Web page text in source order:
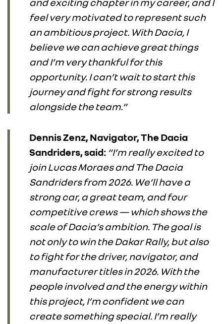
DACIA
ALPINE
ALLIANCE
FOTO’S & VIDEO’S
IN DE MEDIA
CONTACT
feel very motivated to represent such
an ambitious project. With Dacia, I
believe we can achieve great things
and I’m very thankful for this
opportunity. I can’t wait to start this
journey and fight for strong results
alongside the team.”
Dennis Zenz, Navigator, The Dacia
Sandriders, said: “I’m really excited to
join Lucas Moraes and The Dacia
Sandriders from 2026. We’ll have a
strong car, a great team, and four
competitive crews — which shows the
scale of Dacia’s ambition. The goal is
not only to win the Dakar Rally, but also
to fight for the driver, navigator, and
manufacturer titles in 2026. With the
people involved and the energy within
this project, I’m confident we can
create something special. I’m really